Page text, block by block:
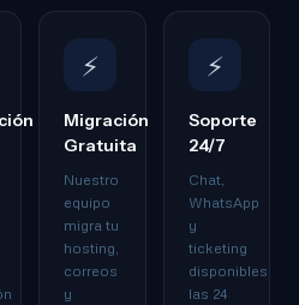
⚡
Migración
Gratuita
Nuestro
equipo
migra tu
hosting,
correos
y
⚡
Soporte
24/7
Chat,
WhatsApp
y
ticketing
disponibles
las 24